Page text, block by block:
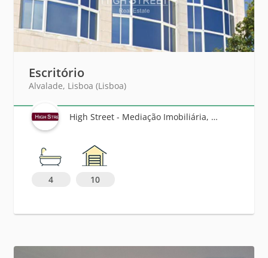
Escritório
Alvalade, Lisboa (Lisboa)
High Street - Mediação Imobiliária, Unipessoal Lda
4 10